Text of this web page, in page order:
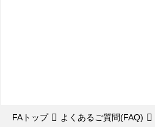
FAトップ よくあるご質問(FAQ)